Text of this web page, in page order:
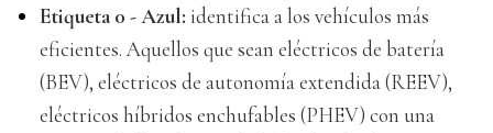
Etiqueta 0 - Azul: identifica a los vehículos más
eficientes. Aquellos que sean eléctricos de batería
(BEV), eléctricos de autonomía extendida (REEV),
eléctricos híbridos enchufables (PHEV) con una